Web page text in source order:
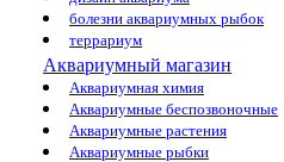
болезни аквариумных рыбок
террариум
Аквариумный магазин
Аквариумная химия
Аквариумные беспозвоночные
Аквариумные растения
Аквариумные рыбки